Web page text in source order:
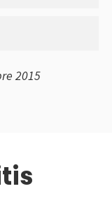
2015